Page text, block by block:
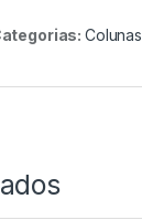
Colunas